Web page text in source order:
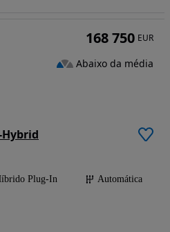
Hybrid
Plug-In
Automática
168 750 EUR
Abaixo da média